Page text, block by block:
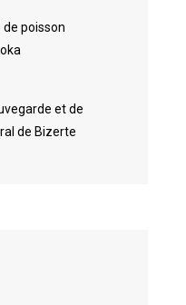
de poisson
et de
de Bizerte